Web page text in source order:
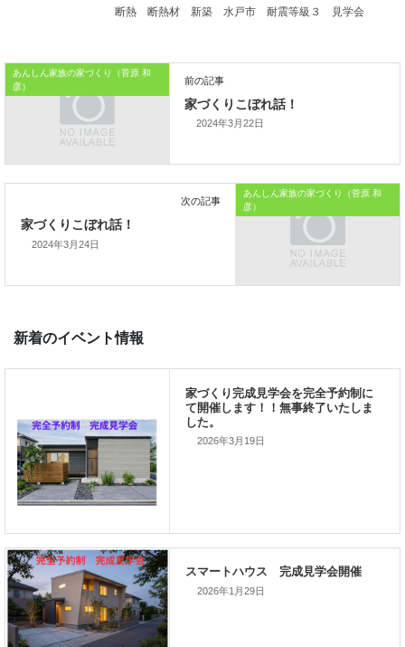
引き起こすことがあります。
本日はこれまでです。
おうちのはなしからでした
では、では。
ご家族が幸せになるお手伝いをする
私の使命です。
断熱 断熱材 新築 水戸市 耐震等級３ 見学会
あんしん家族の家づくり（菅原 和
彦）
前の記事
家づくりこぼれ話！
2024年3月22日
あんしん家族の家づくり（菅原 和
彦）
家づくりこぼれ話！
2024年3月24日
2026年3月19日
2026年1月29日